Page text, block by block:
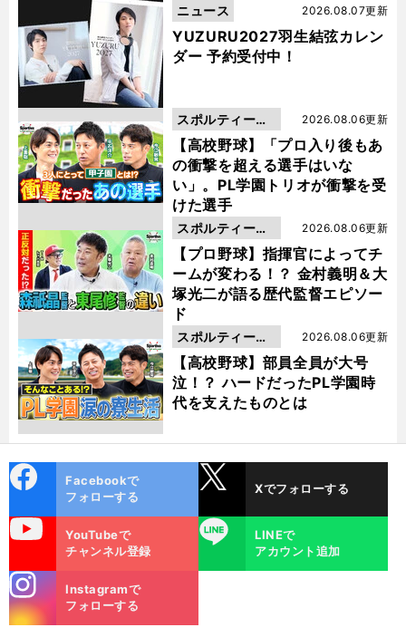
YUZURU2027羽生結弦カレン
ダー 予約受付中！
2026.08.07更新
ニュース
【高校野球】「プロ入り後もあ
の衝撃を超える選手はいな
い」。PL学園トリオが衝撃を受
けた選手
2026.08.06更新
スポルティーバ
動画
【プロ野球】指揮官によってチ
ームが変わる！？ 金村義明＆大
塚光二が語る歴代監督エピソー
ド
2026.08.06更新
スポルティーバ
動画
【高校野球】部員全員が大号
泣！？ ハードだったPL学園時
代を支えたものとは
2026.08.06更新
スポルティーバ
動画
ok
Facebookで
フォローする
Xでフォローする
YouTubeで
チャンネル登録
LINE
LINEで
アカウント追加
m
Instagramで
フォローする